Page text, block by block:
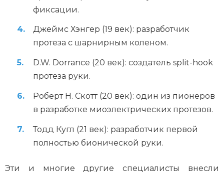
фиксации.
Джеймс Хэнгер (19 век): разработчик
протеза с шарнирным коленом.
D.W. Dorrance (20 век): создатель split-hook
протеза руки.
Роберт Н. Скотт (20 век): один из пионеров
в разработке миоэлектрических протезов.
Тодд Кугл (21 век): разработчик первой
полностью бионической руки.
Эти и многие другие специалисты внесли